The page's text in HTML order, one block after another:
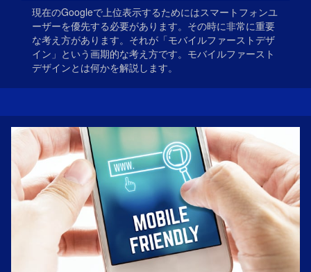
現在のGoogleで上位表示するためにはスマートフォンユ
ーザーを優先する必要があります。その時に非常に重要
な考え方があります。それが「モバイルファーストデザ
イン」という画期的な考え方です。モバイルファースト
デザインとは何かを解説します。